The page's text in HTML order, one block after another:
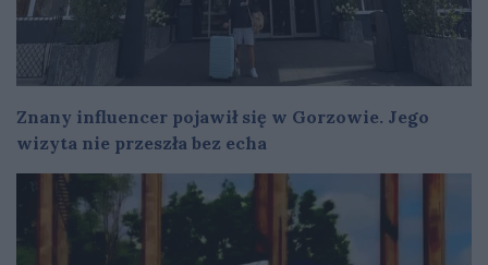
Znany influencer pojawił się w Gorzowie. Jego
wizyta nie przeszła bez echa